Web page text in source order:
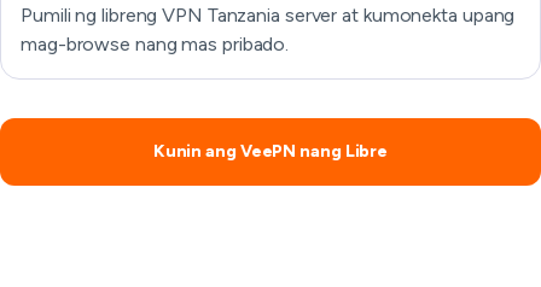
Pumili ng libreng VPN Tanzania server at kumonekta upang
mag-browse nang mas pribado.
Kunin ang VeePN nang Libre